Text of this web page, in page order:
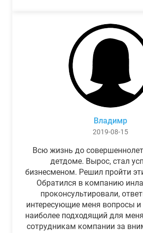
Владимр
2019-08-15
Всю жизнь до
детдоме. Вырос, стал
бизнесменом. Решил пройти
Обратился в компанию
проконсультировали,
интересующие меня вопросы и
наиболее подходящий для
сотрудникам компании за